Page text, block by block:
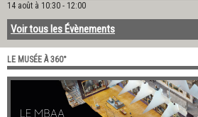
14 août à 10:30 - 12:00
Voir tous les Évènements
LE MUSÉE À 360°